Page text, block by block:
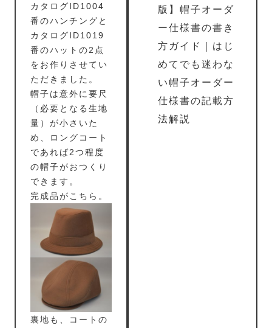
カタログID1004
番のハンチングと
カタログID1019
番のハットの2点
をお作りさせてい
ただきました。
帽子は意外に要尺
（必要となる生地
量）が小さいた
め、ロングコート
であれば2つ程度
の帽子がおつくり
できます。
完成品がこちら。
裏地も、コートの
版】帽子オーダ
ー仕様書の書き
方ガイド｜はじ
めてでも迷わな
い帽子オーダー
仕様書の記載方
法解説